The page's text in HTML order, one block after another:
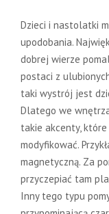
Dzieci i nastolatki
upodobania.
dobrej wierze
postaci z
taki wystrój jest
Dlatego we
takie akcenty,
modyfikować.
magnetyczną. Za
przyczepiać tam
Inny tego typu